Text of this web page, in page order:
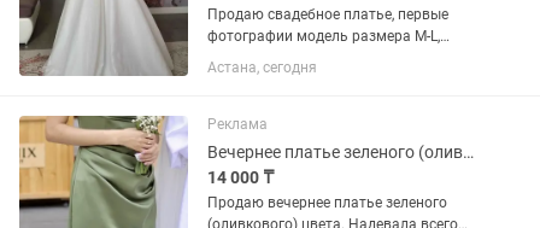
Продаю свадебное платье, первые
фотографии модель размера M-L,
последняя фотография размера
девушка размера XL. Платье новое, с
не носила. Рукава можно убрать,...
Астана, сегодня
Реклама
Вечернее платье зеленого (оливкового) цвета 42/44 размер
14 000 ₸
Продаю вечернее платье зеленого
(оливкового) цвета. Надевала всего